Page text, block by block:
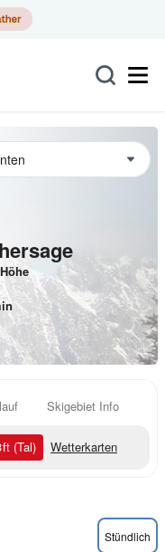
Höhe
Skigebiet Info
ft (Tal) Wetterkarten
Stündlich